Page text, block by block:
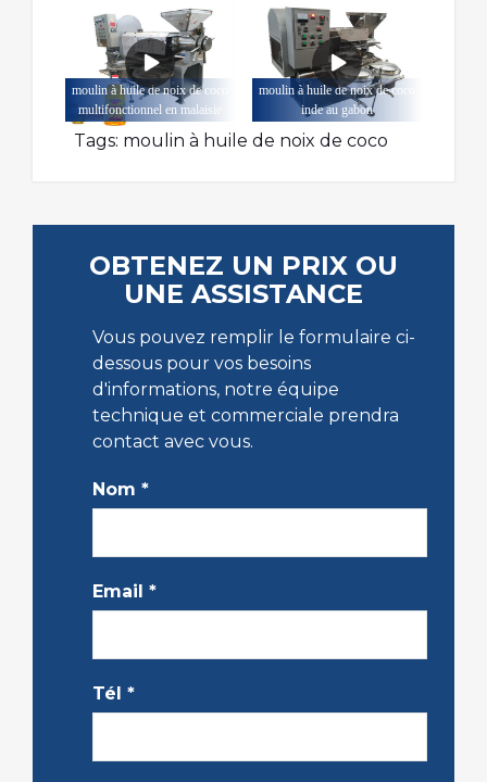
moulin à huile de noix de coco
multifonctionnel en malaisie
moulin à huile de noix de coco
inde au gabon
Tags: moulin à huile de noix de coco
OBTENEZ UN PRIX OU
UNE ASSISTANCE
Vous pouvez remplir le formulaire ci-
dessous pour vos besoins
d'informations, notre équipe
technique et commerciale prendra
contact avec vous.
Nom *
Email *
Tél *